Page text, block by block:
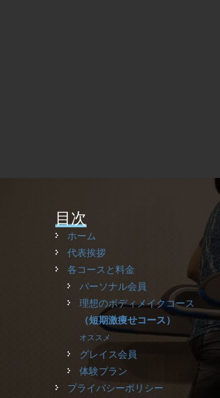
目次
ホーム
代表挨拶
各コースと料金
パーソナル会員
理想のボディメイクコース
（短期激痩せコース）
オススメ
グレイス会員
体験プラン
プライバシーポリシー